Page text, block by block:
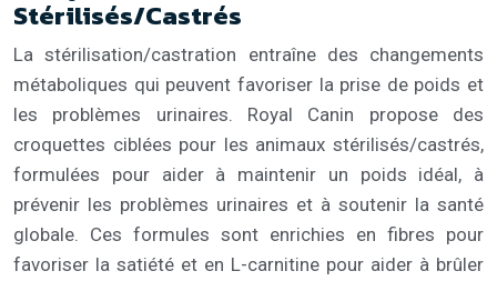
Stérilisés/Castrés
La stérilisation/castration entraîne des changements
métaboliques qui peuvent favoriser la prise de poids et
les problèmes urinaires. Royal Canin propose des
croquettes ciblées pour les animaux stérilisés/castrés,
formulées pour aider à maintenir un poids idéal, à
prévenir les problèmes urinaires et à soutenir la santé
globale. Ces formules sont enrichies en fibres pour
favoriser la satiété et en L-carnitine pour aider à brûler